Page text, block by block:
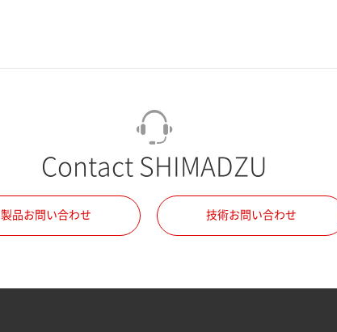
Contact SHIMADZU
製品お問い合わせ 技術お問い合わせ